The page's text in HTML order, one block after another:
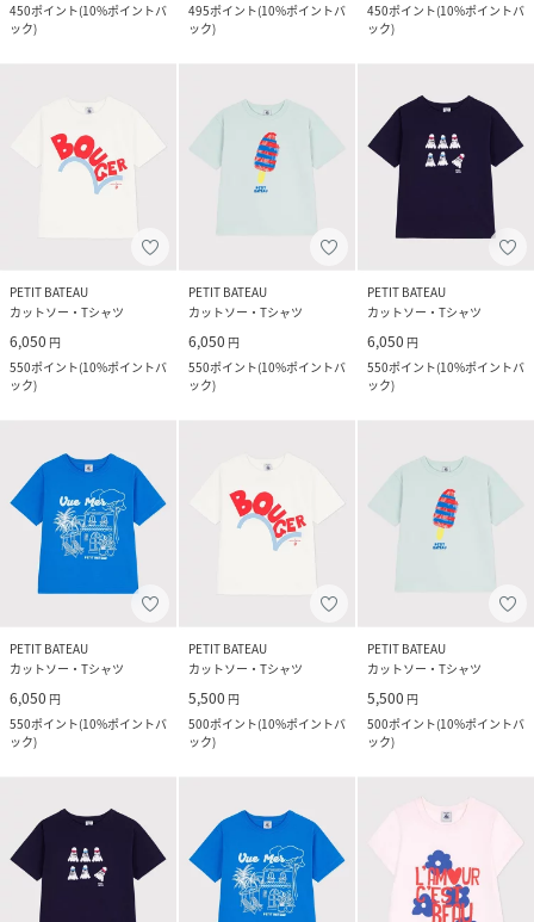
450ポイント(10%ポイントバ
ック)
495ポイント(10%ポイントバ
ック)
450ポイント(10%ポイントバ
ック)
PETIT BATEAU
カットソー・Tシャツ
6,050 円
550ポイント(10%ポイントバ
ック)
PETIT BATEAU
カットソー・Tシャツ
6,050 円
550ポイント(10%ポイントバ
ック)
PETIT BATEAU
カットソー・Tシャツ
6,050 円
550ポイント(10%ポイントバ
ック)
PETIT BATEAU
カットソー・Tシャツ
6,050 円
550ポイント(10%ポイントバ
ック)
PETIT BATEAU
カットソー・Tシャツ
5,500 円
500ポイント(10%ポイントバ
ック)
PETIT BATEAU
カットソー・Tシャツ
5,500 円
500ポイント(10%ポイントバ
ック)